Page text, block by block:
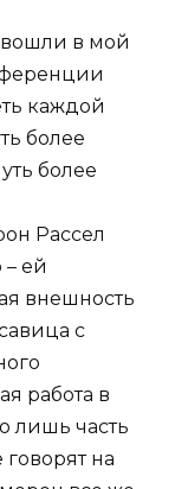
вошли в мой
каждой
более
более
Рассел
ей
внешность
с
работа в
лишь часть
на